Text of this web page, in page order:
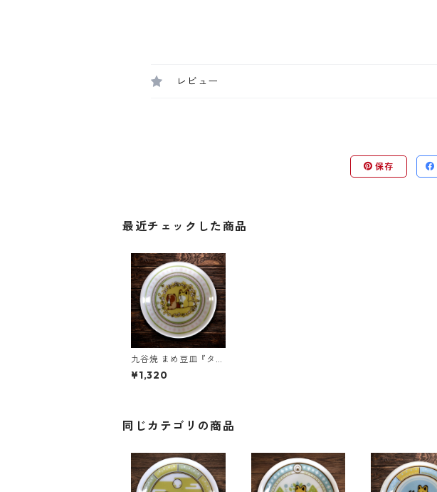
レビュー
保存
最近チェックした商品
九谷焼 まめ豆皿『タヌ
キとキツネ』 もぐもぐ
¥1,320
同じカテゴリの商品